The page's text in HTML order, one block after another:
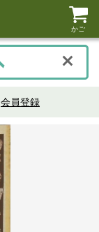
かご
会員登録